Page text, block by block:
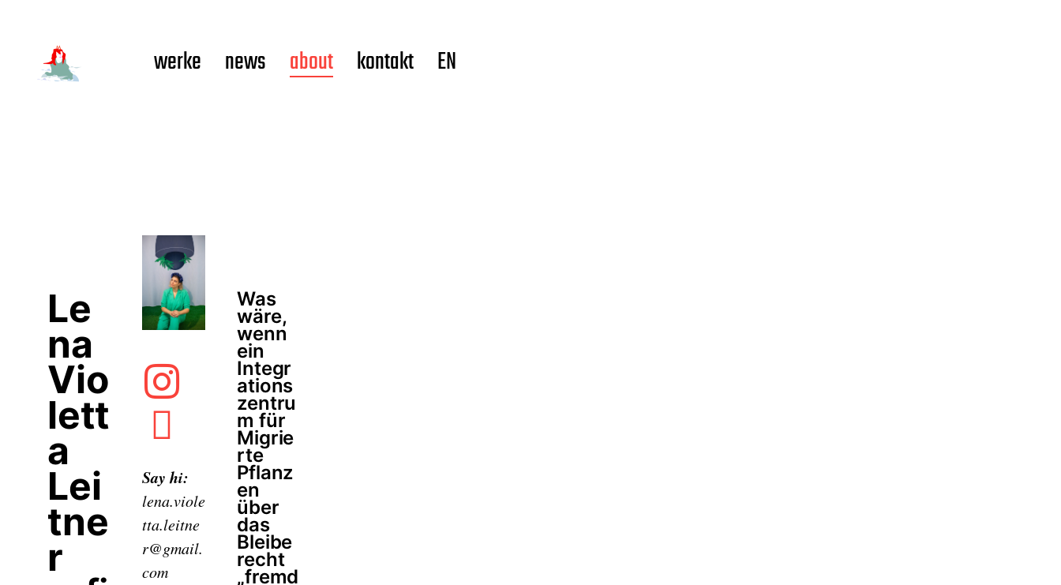
werke news about kontakt EN
Le
na
Vio
lett
a
Lei
tne
r
Say hi:
lena.viole
tta.leitne
r@gmail.
com
Was
wäre,
wenn
ein
Integr
ations
zentru
m für
Migrie
rte
Pflanz
en
über
das
Bleibe
recht
„fremd